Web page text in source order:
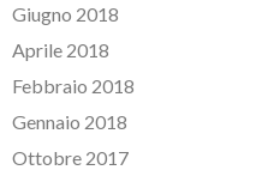
Giugno 2018
Aprile 2018
Febbraio 2018
Gennaio 2018
Ottobre 2017